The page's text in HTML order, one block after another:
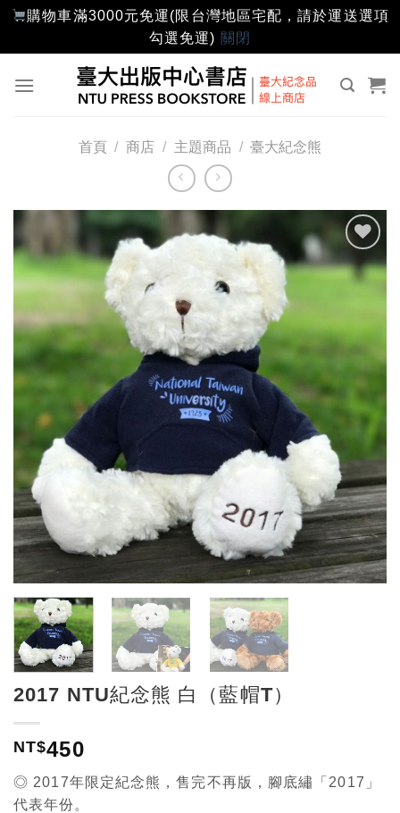
購物車滿3000元免運(限台灣地區宅配，請於運送選項
勾選免運) 關閉
首頁 / 商店 / 主題商品 / 臺大紀念熊
加入
「願
2017 NTU紀念熊 白（藍帽T）
NT$450
◎ 2017年限定紀念熊，售完不再版，腳底繡「2017」
代表年份。